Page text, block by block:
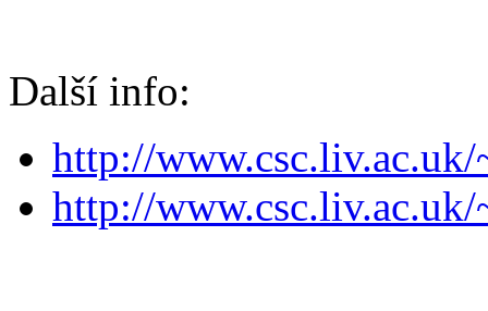
Další info:
http://
http://